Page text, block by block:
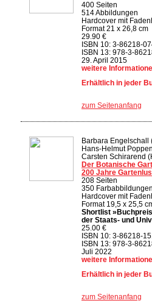
400 Seiten
514 Abbildungen
Hardcover mit
Format 21 x 26,8 cm
29.90 €
ISBN 10: 3-86218-
ISBN 13: 978-3-
29. April 2015
weitere
Erhältlich in jeder
zum Seitenanfang
Barbara Engelschall
Hans-Helmut
Carsten Schirarend
Der Botanische
200 Jahre
208 Seiten
350 Farbabbildungen
Hardcover mit
Format 19,5 x 25,5
Shortlist
der Staats- und
25.00 €
ISBN 10: 3-86218-
ISBN 13: 978-3-
Juli 2022
weitere
Erhältlich in jeder
zum Seitenanfang